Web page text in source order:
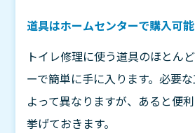
道具はホームセンターで購入可能
トイレ修理に使う道具のほとん
ーで簡単に手に入ります。必要
よって異なりますが、あると便
挙げておきます。